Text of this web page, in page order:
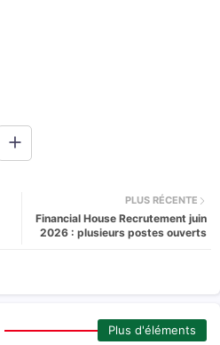
PLUS RÉCENTE
Financial House Recrutement juin
2026 : plusieurs postes ouverts
Plus d'éléments